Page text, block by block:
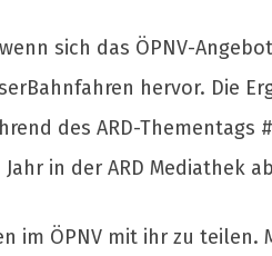
sich das ÖPNV-
hervor. Die
des ARD-Thementags
in der ARD Mediathek
im ÖPNV mit ihr zu teilen.